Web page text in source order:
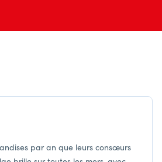
par an que leurs consœurs